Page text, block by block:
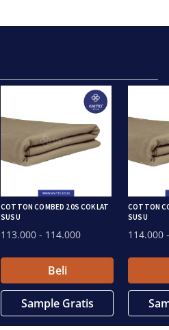
COTTON COMBED 20S COKLAT
SUSU
113.000 - 114.000
Beli
Sample Gratis
COTTON
SUSU
114.000